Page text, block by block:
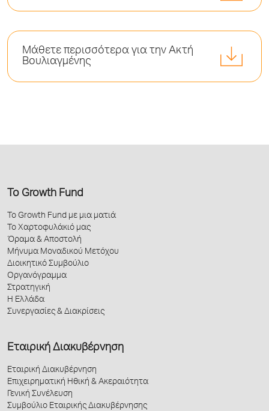
Μάθετε περισσότερα για την Ακτή
Βουλιαγμένης
Το Growth Fund
Το Growth Fund με μια ματιά
Το Χαρτοφυλάκιό μας
Όραμα & Αποστολή
Μήνυμα Μοναδικού Μετόχου
Διοικητικό Συμβούλιο
Οργανόγραμμα
Στρατηγική
Η Ελλάδα
Συνεργασίες & Διακρίσεις
Εταιρική Διακυβέρνηση
Εταιρική Διακυβέρνηση
Επιχειρηματική Ηθική & Ακεραιότητα
Γενική Συνέλευση
Συμβούλιο Εταιρικής Διακυβέρνησης